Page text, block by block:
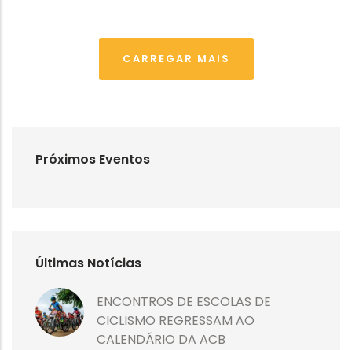
CARREGAR MAIS
Próximos Eventos
Últimas Notícias
ENCONTROS DE ESCOLAS DE
CICLISMO REGRESSAM AO
CALENDÁRIO DA ACB